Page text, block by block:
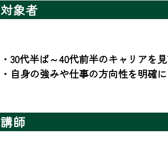
対象者
・30代半ば～40代前半のキャリアを
・自身の強みや仕事の方向性を明確
講師